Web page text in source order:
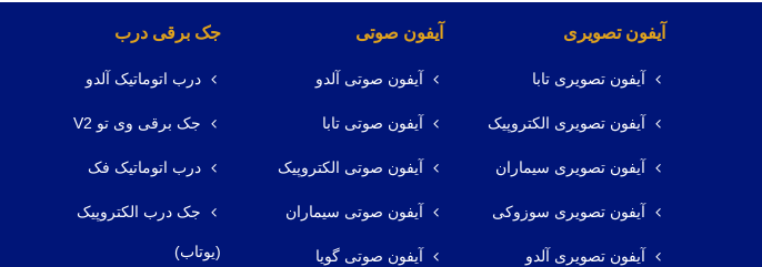
آیفون تصویری
آیفون تصویری تابا
آیفون تصویری الکتروپیک
آیفون تصویری سیماران
آیفون تصویری سوزوکی
آیفون تصویری آلدو
آیفون صوتی
آیفون صوتی آلدو
آیفون صوتی تابا
آیفون صوتی الکتروپیک
آیفون صوتی سیماران
آیفون صوتی گویا
جک برقی درب
درب اتوماتیک آلدو
جک برقی وی تو V2
درب اتوماتیک فک
جک درب الکتروپیک
(یوتاب)